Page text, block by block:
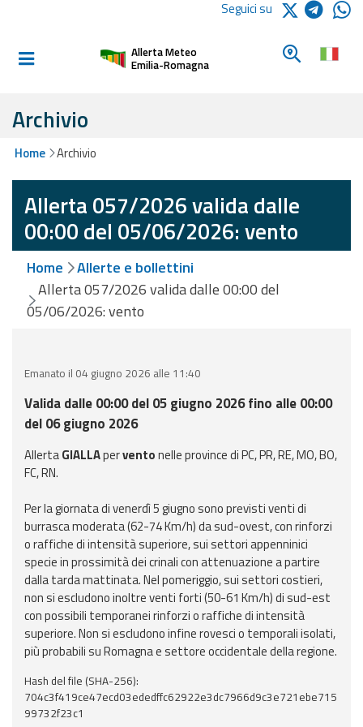
Informati e
Allerte E
Allerte e
Bollettini
Meteo
Allerte e
Bollettini
Valanghe
eventi
Previsioni e dati
Previsioni meteo e
marine
Dati osservati
Radar meteo
Strumenti
Report
Seguici su
Allerta Meteo
Emilia-Romagna
Cerca un
Archivio
Home Archivio
Allerta 057/2026 valida dalle
00:00 del 05/06/2026: vento
Home
Allerte e bollettini
Allerta 057/2026 valida dalle 00:00 del
05/06/2026: vento
Emanato il 04 giugno 2026 alle 11:40
Valida dalle 00:00 del 05 giugno 2026 fino alle 00:00
del 06 giugno 2026
AllertaGIALLAperventonelle province di PC, PR, RE, MO, BO,
FC, RN.
Per la giornata di venerdì 5 giugno sono previsti venti di
burrasca moderata (62-74 Km/h) da sud-ovest, con rinforzi
o raffiche di intensità superiore, sui settori appenninici
specie in prossimità dei crinali con attenuazione a partire
dalla tarda mattinata. Nel pomeriggio, sui settori costieri,
non si escludono inoltre venti forti (50-61 Km/h) di sud-est
con possibili temporanei rinforzi o raffiche di intensità
superiore. Non si escludono infine rovesci o temporali isolati,
più probabili su Romagna e settore occidentale della regione.
Hash del file (SHA-256):
704c3f419ce47ecd03ededffc62922e3dc7966d9c3e721ebe715
99732f23c1